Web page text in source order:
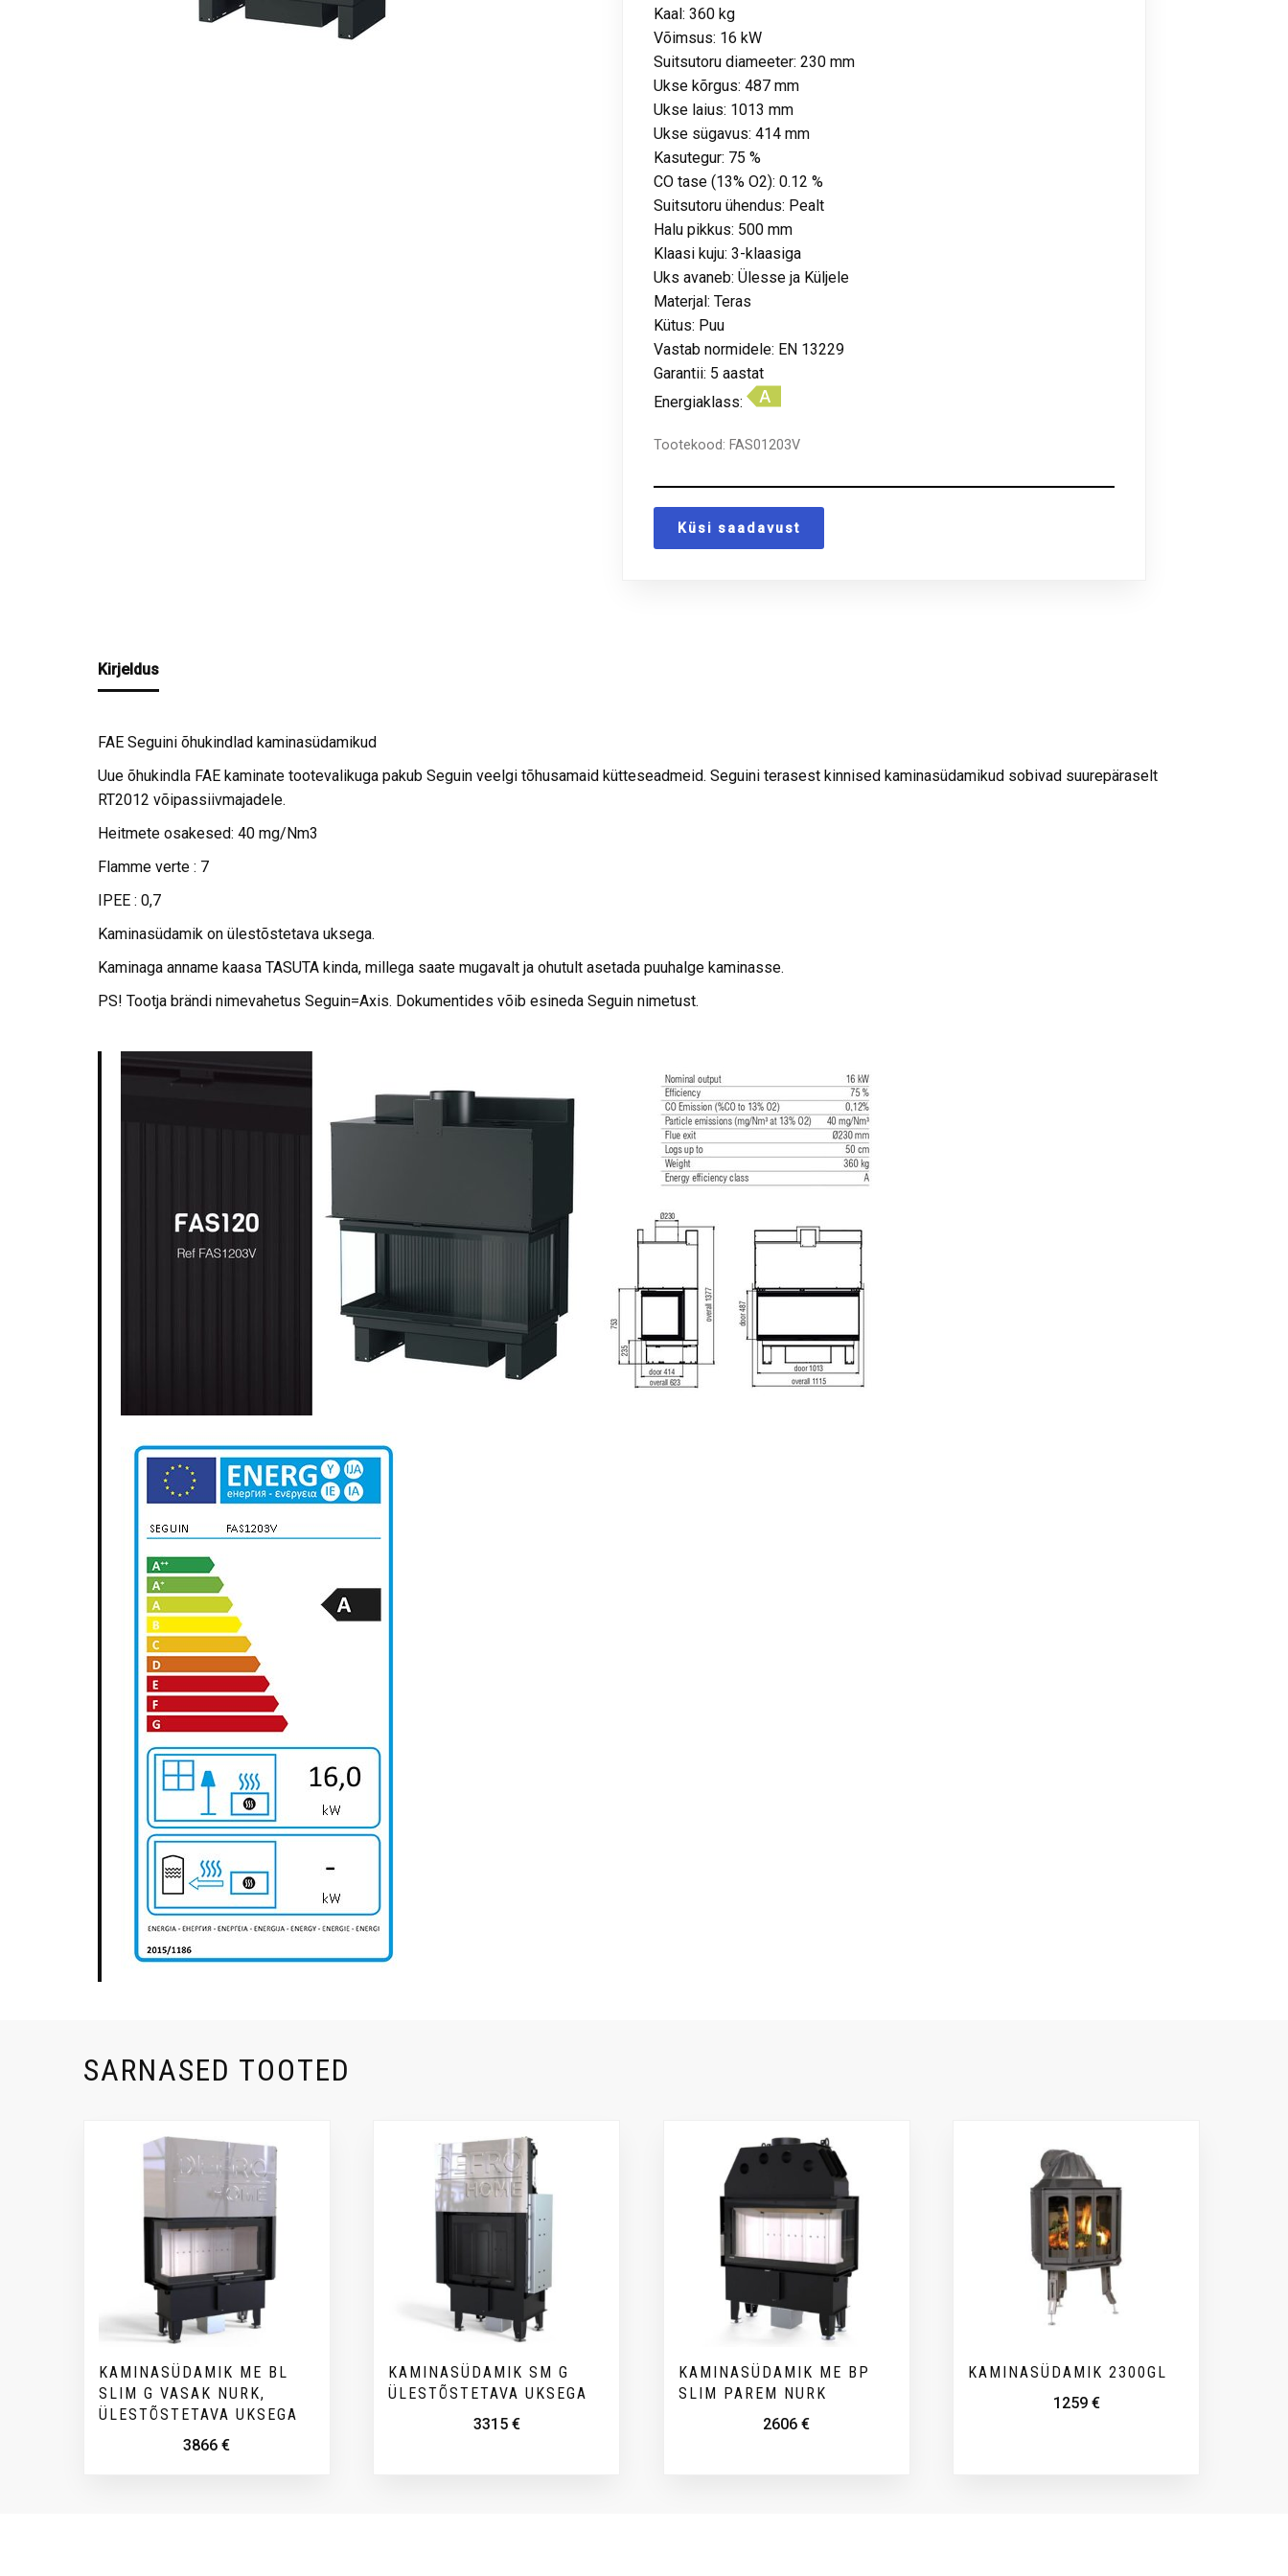
Kaal: 360 kg
Võimsus: 16 kW
Suitsutoru diameeter: 230 mm
Ukse kõrgus: 487 mm
Ukse laius: 1013 mm
Ukse sügavus: 414 mm
Kasutegur: 75 %
CO tase (13% O2): 0.12 %
Suitsutoru ühendus: Pealt
Halu pikkus: 500 mm
Klaasi kuju: 3-klaasiga
Uks avaneb: Ülesse ja Küljele
Materjal: Teras
Kütus: Puu
Vastab normidele: EN 13229
Garantii: 5 aastat
Energiaklass:
Tootekood:FAS01203V
Küsi saadavust
Kirjeldus
FAE Seguini õhukindlad kaminasüdamikud
Uue õhukindla FAE kaminate tootevalikuga pakub Seguin veelgi tõhusamaid kütteseadmeid. Seguini terasest kinnised kaminasüdamikud sobivad suurepäraselt
RT2012 võipassiivmajadele.
Heitmete osakesed: 40 mg/Nm3
Flamme verte : 7
IPEE : 0,7
Kaminasüdamik on ülestõstetava uksega.
Kaminaga anname kaasa TASUTA kinda, millega saate mugavalt ja ohutult asetada puuhalge kaminasse.
PS! Tootja brändi nimevahetus Seguin=Axis. Dokumentides võib esineda Seguin nimetust.
SARNASED TOOTED
KAMINASÜDAMIK ME BL
SLIM G VASAK NURK,
ÜLESTÕSTETAVA UKSEGA
3866€
KAMINASÜDAMIK SM G
ÜLESTÕSTETAVA UKSEGA
3315 €
KAMINASÜDAMIK ME BP
SLIM PAREM NURK
2606€
KAMINASÜDAMIK 2300GL
1259 €